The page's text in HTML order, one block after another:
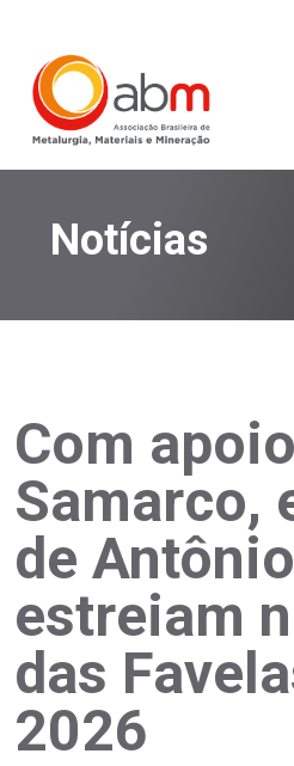
Notícias
Com
Samarco,
de
estreiam
das
2026